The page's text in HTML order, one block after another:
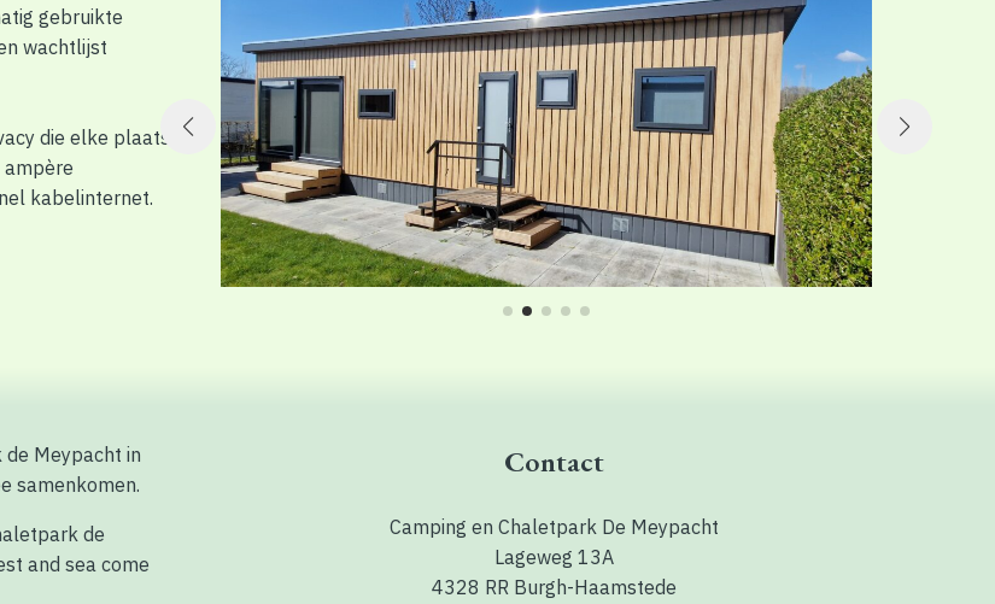
gebruikte
wachtlijst
die elke plaats
ampère
kabelinternet.
Meypacht in
samenkomen.
de
and sea come
Contact
Camping en Chaletpark De Meypacht
Lageweg 13A
4328 RR Burgh-Haamstede